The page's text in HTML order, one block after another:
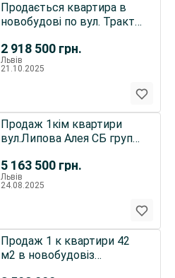
2 918 500 грн.
Продається квартира в
новобудові по вул. Тракт
Львів
21.10.2025
5 163 500 грн.
Продаж 1кім квартири
вул.Липова Алея СБ груп
Львів
24.08.2025
Продаж 1 к квартири 42
м2 в новобудовіз